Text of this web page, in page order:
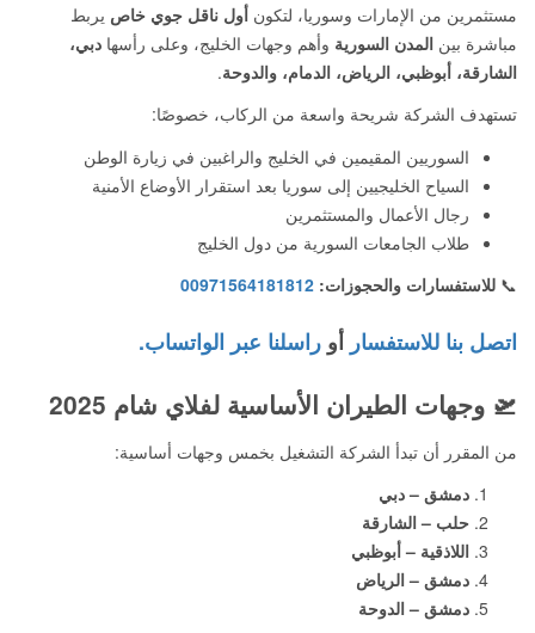
مستثمرين من الإمارات وسوريا، لتكون أول ناقل جوي خاص يربط
مباشرة بين المدن السورية وأهم وجهات الخليج، وعلى رأسها دبي،
الشارقة، أبوظبي، الرياض، الدمام، والدوحة.
تستهدف الشركة شريحة واسعة من الركاب، خصوصًا:
السوريين المقيمين في الخليج والراغبين في زيارة الوطن
السياح الخليجيين إلى سوريا بعد استقرار الأوضاع الأمنية
رجال الأعمال والمستثمرين
طلاب الجامعات السورية من دول الخليج
📞 للاستفسارات والحجوزات: 00971564181812
اتصل بنا للاستفسار أو راسلنا عبر الواتساب.
🛫 وجهات الطيران الأساسية لفلاي شام 2025
من المقرر أن تبدأ الشركة التشغيل بخمس وجهات أساسية:
دمشق – دبي
حلب – الشارقة
اللاذقية – أبوظبي
دمشق – الرياض
دمشق – الدوحة